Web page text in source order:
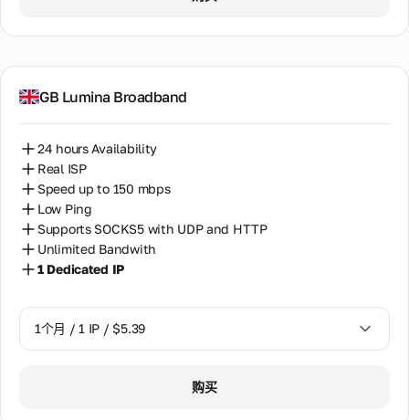
GB Lumina Broadband
24 hours Availability
Real ISP
Speed up to 150 mbps
Low Ping
Supports SOCKS5 with UDP and HTTP
Unlimited Bandwith
1 Dedicated IP
1个月 / 1 IP / $5.39
购买